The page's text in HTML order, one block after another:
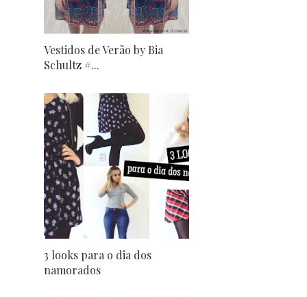
Vestidos de Verão by Bia
Schultz #...
3 looks para o dia dos
namorados